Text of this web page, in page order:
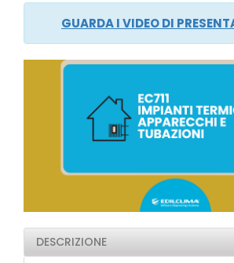
GUARDA I VIDEO DI
DESCRIZIONE